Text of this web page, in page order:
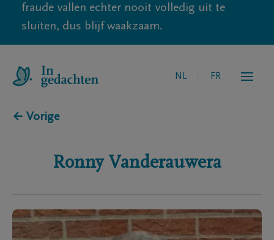
fraude vallen echter nooit volledig uit te
sluiten, dus blijf waakzaam.
NL FR
← Vorige
Ronny Vanderauwera